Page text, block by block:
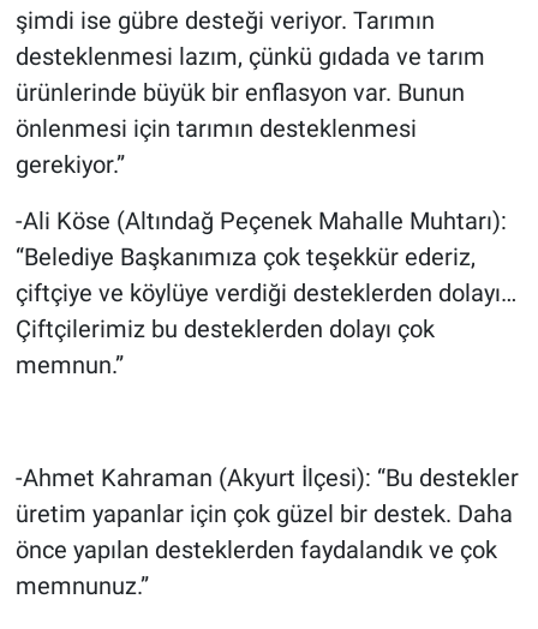
şimdi ise gübre desteği veriyor. Tarımın
desteklenmesi lazım, çünkü gıdada ve tarım
ürünlerinde büyük bir enflasyon var. Bunun
önlenmesi için tarımın desteklenmesi
gerekiyor.”
-Ali Köse (Altındağ Peçenek Mahalle Muhtarı):
“Belediye Başkanımıza çok teşekkür ederiz,
çiftçiye ve köylüye verdiği desteklerden dolayı…
Çiftçilerimiz bu desteklerden dolayı çok
memnun.”
-Ahmet Kahraman (Akyurt İlçesi): “Bu destekler
üretim yapanlar için çok güzel bir destek. Daha
önce yapılan desteklerden faydalandık ve çok
memnunuz.”